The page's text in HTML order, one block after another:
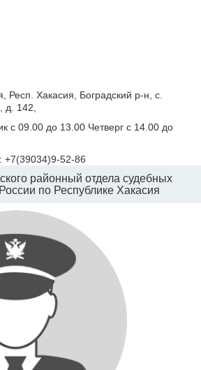
Респ. Хакасия, Боградский р-н, с.
д. 142,
с 09.00 до 13.00 Четверг с 14.00 до
+7(39034)9-52-86
районный отдела судебных
по Республике Хакасия